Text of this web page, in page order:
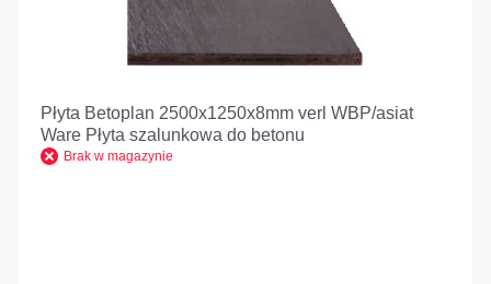
Płyta Betoplan 2500x1250x8mm verl WBP/asiat
Ware Płyta szalunkowa do betonu
Brak w magazynie